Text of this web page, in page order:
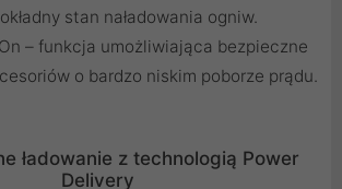
stan naładowania ogniw.
– funkcja umożliwiająca bezpieczne
o bardzo niskim poborze prądu.
ładowanie z technologią Power
Delivery